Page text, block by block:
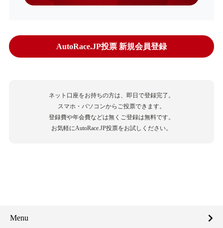
AutoRace.JP投票 新規会員登録
ネット口座をお持ちの方は、即日で登録完了。
スマホ・パソコンからご投票できます。
登録費や年会費などは無くご登録は無料です。
お気軽にAutoRace.JP投票をお試しください。
Menu